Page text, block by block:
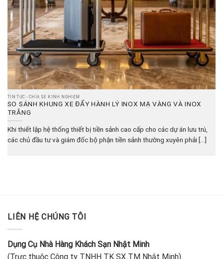
TIN TỨC - CHIA SẺ KINH NGHIỆM
SO SÁNH KHUNG XE ĐẨY HÀNH LÝ INOX MẠ VÀNG VÀ INOX
TRẮNG
Khi thiết lập hệ thống thiết bị tiền sảnh cao cấp cho các dự án lưu trú,
các chủ đầu tư và giám đốc bộ phận tiền sảnh thường xuyên phải [...]
LIÊN HỆ CHÚNG TÔI
Dụng Cụ Nhà Hàng Khách Sạn Nhật Minh
(Trực thuộc Công ty TNHH TK SX TM Nhật Minh)